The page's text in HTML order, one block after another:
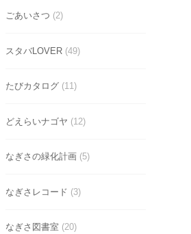
ごあいさつ (2)
スタバLOVER(49)
たびカタログ(11)
どえらいナゴヤ (12)
なぎさの緑化計画(5)
なぎさレコード (3)
なぎさ図書室 (20)